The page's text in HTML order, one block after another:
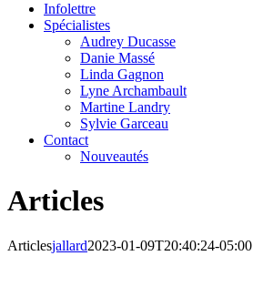
Infolettre
Spécialistes
Audrey Ducasse
Danie Massé
Linda Gagnon
Lyne Archambault
Martine Landry
Sylvie Garceau
Contact
Nouveautés
Articles
Articlesjallard2023-01-09T20:40:24-05:00